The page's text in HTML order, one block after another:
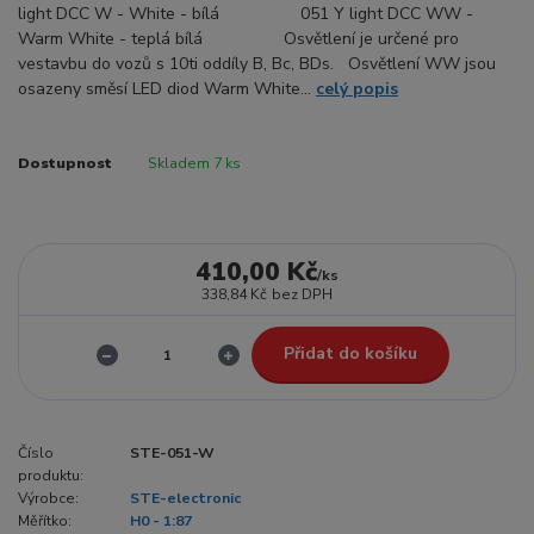
light DCC W - White - bílá 051 Y light DCC WW -
Warm White - teplá bílá Osvětlení je určené pro
vestavbu do vozů s 10ti oddíly B, Bc, BDs. Osvětlení WW jsou
osazeny směsí LED diod Warm White... celý popis
Dostupnost Skladem 7 ks
410,00 Kč/ks
338,84 Kč bez DPH
Přidat do košíku
Číslo
produktu:
STE-051-W
Výrobce:
STE-electronic
Měřítko:
H0 - 1:87